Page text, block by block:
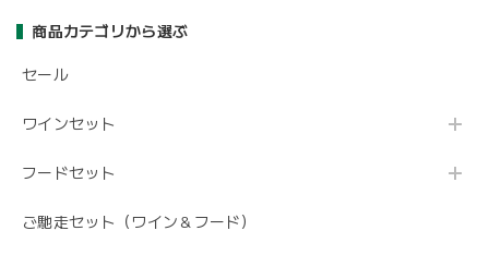
商品カテゴリから選ぶ
セール
ワインセット
フードセット
ご馳走セット（ワイン＆フード）